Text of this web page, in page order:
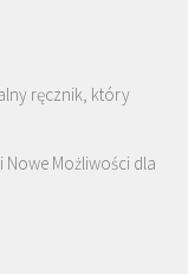
ręcznik, który
Nowe Możliwości dla